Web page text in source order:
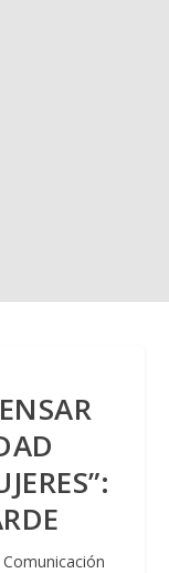
Comunicación